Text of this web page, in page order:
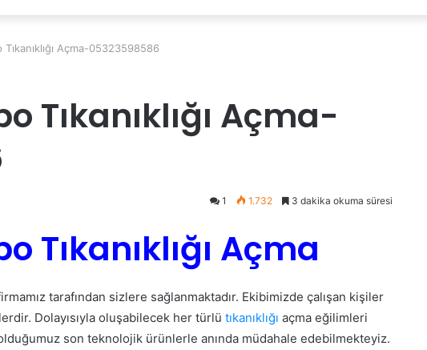
Açma-05323598586
Tıkanıklığı Açma-
1 1.732 3 dakika okuma süresi
Tıkanıklığı Açma
tarafından sizlere sağlanmaktadır. Ekibimizde çalışan kişiler
Dolayısıyla oluşabilecek her türlü tıkanıklığı açma eğilimleri
son teknolojik ürünlerle anında müdahale edebilmekteyiz.